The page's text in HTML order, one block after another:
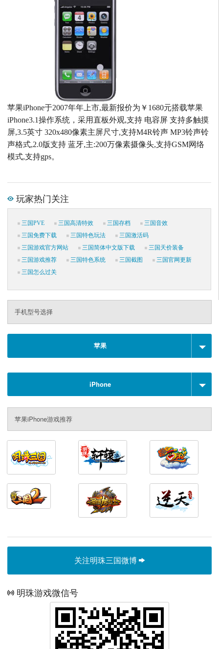
苹果iPhone于2007年年上市,最新报价为￥1680元搭载苹果
iPhone3.1操作系统，采用直板外观,支持 电容屏 支持多触摸
屏,3.5英寸 320x480像素主屏尺寸,支持M4R铃声 MP3铃声铃
声格式,2.0版支持 蓝牙,主:200万像素摄像头,支持GSM网络
模式,支持gps。
玩家热门关注
三国PVE 三国高清特效 三国存档
三国音效
三国免费下载
三国特色玩法
三国激活码
三国游戏官方网站
三国简体中文版下载
三国天价装备
三国游戏推荐
三国特色系统 三国截图
三国官网更新
三国怎么过关
手机型号选择
苹果
iPhone
苹果iPhone游戏推荐
关注明珠三国微博
明珠游戏微信号